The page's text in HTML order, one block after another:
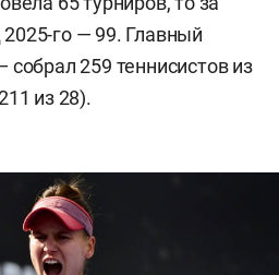
го — 99. Главный
собрал 259 теннисистов из
из 28).